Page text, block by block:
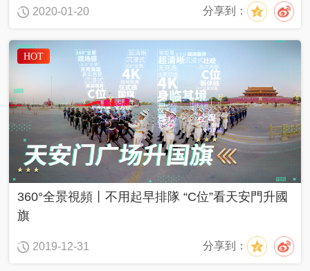
2020-01-20 分享到：
HOT
360°全景視頻丨不用起早排隊 “C位”看天安門升國
旗
2019-12-31 分享到：